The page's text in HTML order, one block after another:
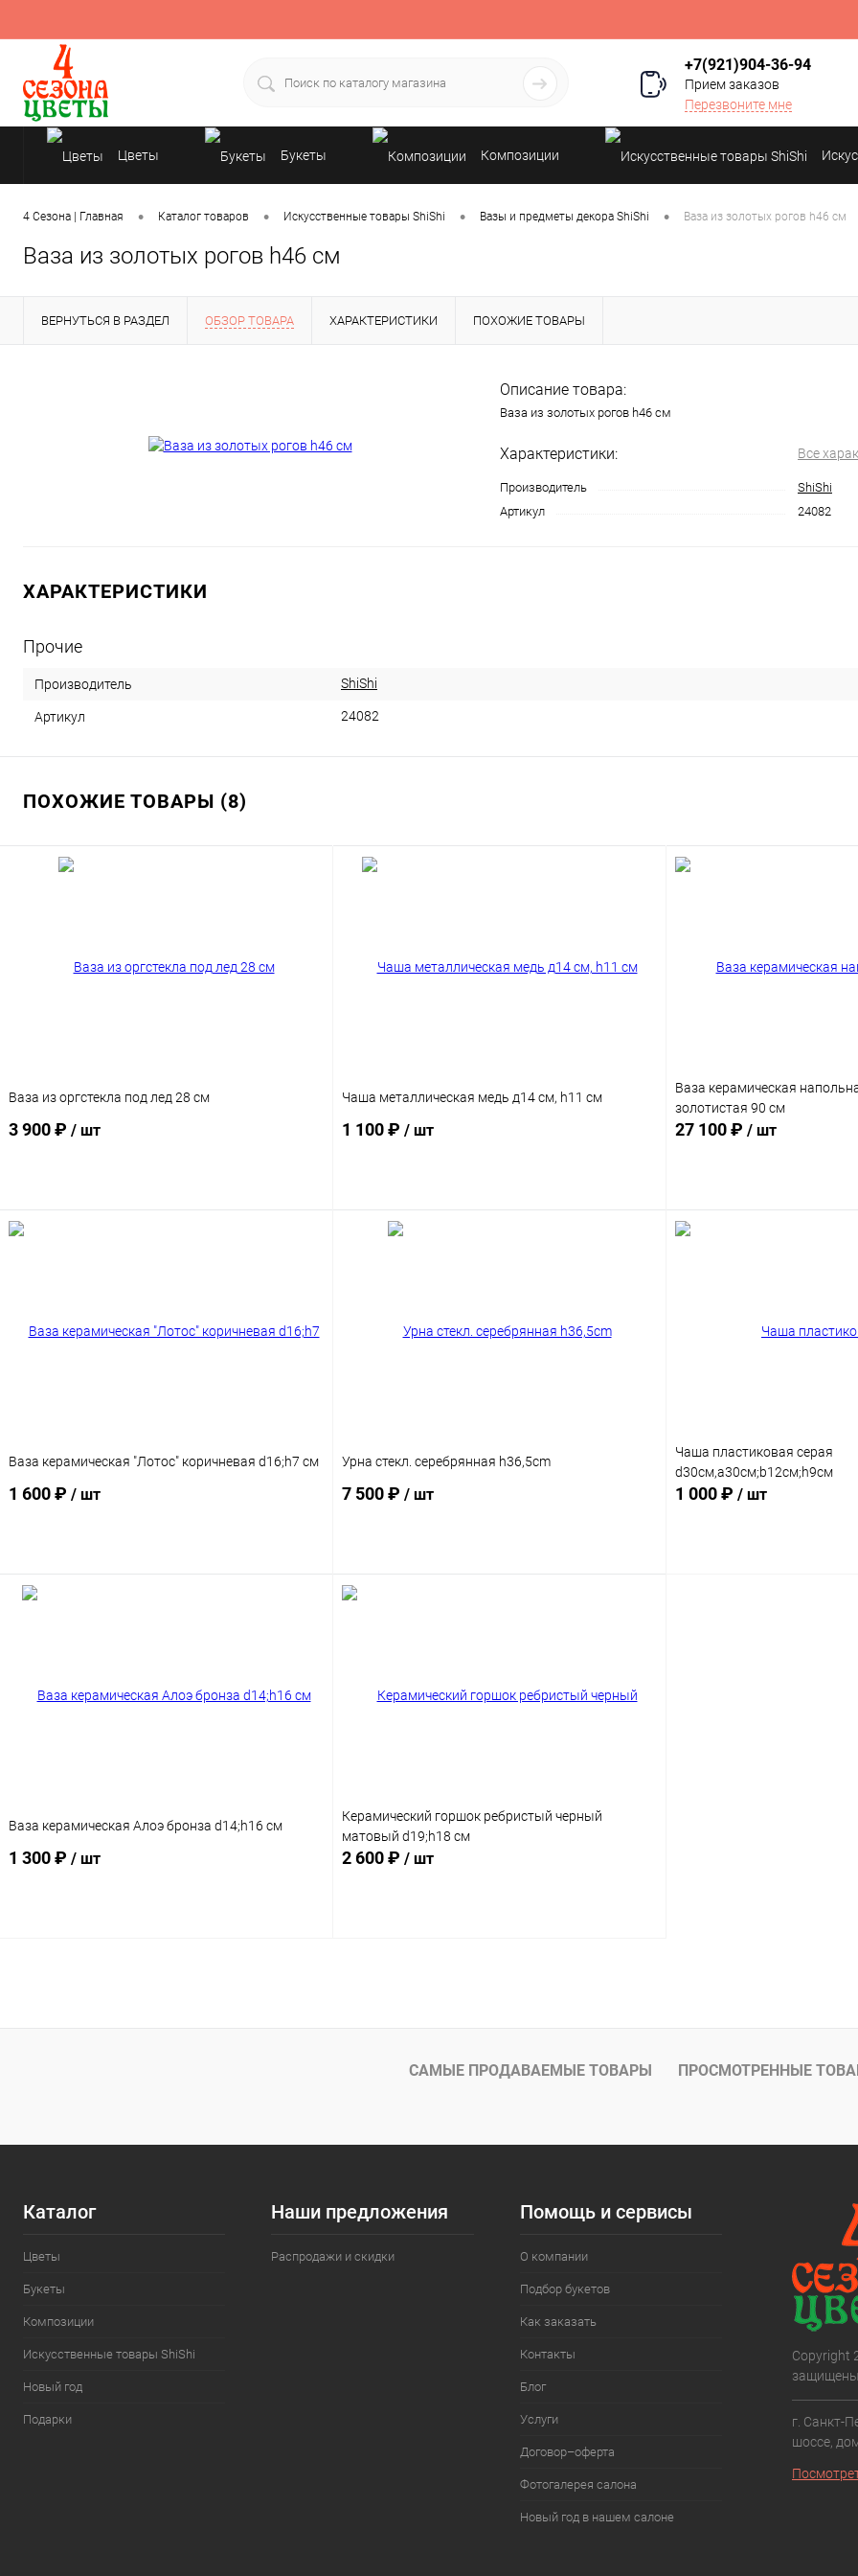
+7(921)904-36-94
Прием заказов
Перезвоните мне
Цветы Букеты Композиции
Подарки
4 Сезона | Главная • Каталог товаров • Искусственные товары ShiShi • Вазы и предметы декора ShiShi • Ваза из золотых рогов h46 см
Ваза из золотых рогов h46 см
ВЕРНУТЬСЯ В РАЗДЕЛ ОБЗОР ТОВАРА ХАРАКТЕРИСТИКИ ПОХОЖИЕ ТОВАРЫ
Описание товара:
Ваза из золотых рогов h46 см
Характеристики: Все
Производитель
ShiShi
Артикул
24082
ХАРАКТЕРИСТИКИ
Прочие
Производитель ShiShi
Артикул 24082
ПОХОЖИЕ ТОВАРЫ (8)
Ваза из оргстекла под лед 28 см
3 900 ₽ / шт
В корзину
Чаша металлическая медь д14 см, h11 см
1 100 ₽ / шт
В корзину
Ваза керамическая
золотистая 90 см
27 100 ₽ / шт
В
Ваза керамическая "Лотос" коричневая d16;h7 см
1 600 ₽ / шт
В корзину
Урна стекл. серебрянная h36,5cm
7 500 ₽ / шт
В корзину
Чаша пластиковая серая
d30см,a30см;b12см;h9см
1 000 ₽ / шт
Ваза керамическая Алоэ бронза d14;h16 см
1 300 ₽ / шт
Керамический горшок ребристый черный
матовый d19;h18 см
2 600 ₽ / шт
САМЫЕ ПРОДАВАЕМЫЕ ТОВАРЫ ПРОСМОТРЕННЫЕ
Каталог
Цветы
Букеты
Композиции
Искусственные товары ShiShi
Новый год
Подарки
Наши предложения
Распродажи и скидки
Помощь и сервисы
О компании
Подбор букетов
Как заказать
Контакты
Блог
Услуги
Договор–оферта
Фотогалерея салона
Новый год в нашем салоне
Copyright
г. Санкт-
шоссе,